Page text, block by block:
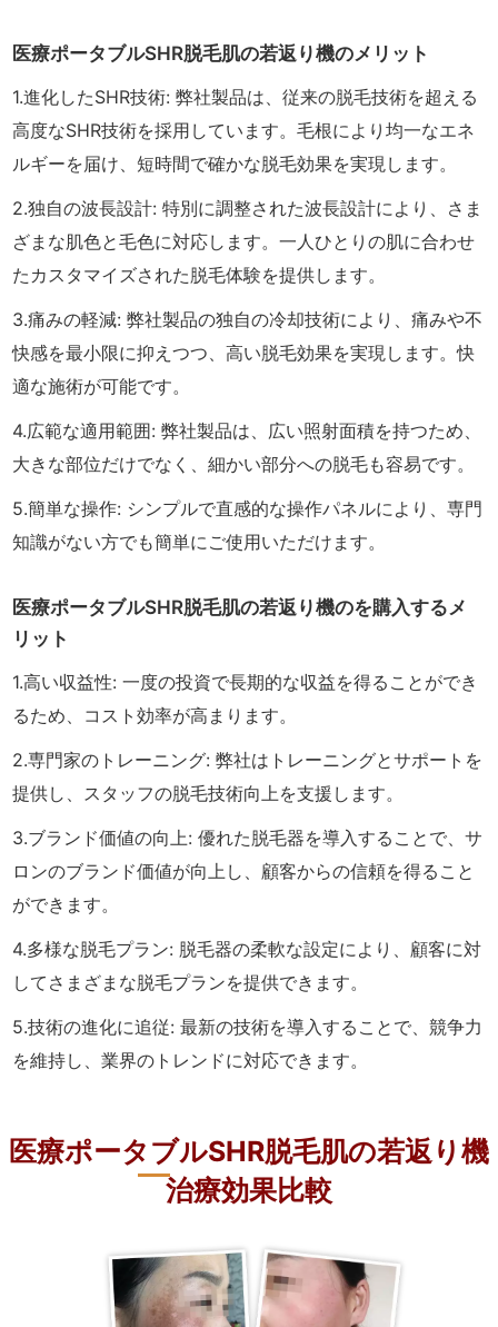
医療ポータブルSHR脱毛肌の若返り機のメリット
1.進化したSHR技術: 弊社製品は、従来の脱毛技術を超える
高度なSHR技術を採用しています。毛根により均一なエネ
ルギーを届け、短時間で確かな脱毛効果を実現します。
2.独自の波長設計: 特別に調整された波長設計により、さま
ざまな肌色と毛色に対応します。一人ひとりの肌に合わせ
たカスタマイズされた脱毛体験を提供します。
3.痛みの軽減: 弊社製品の独自の冷却技術により、痛みや不
快感を最小限に抑えつつ、高い脱毛効果を実現します。快
適な施術が可能です。
4.広範な適用範囲: 弊社製品は、広い照射面積を持つため、
大きな部位だけでなく、細かい部分への脱毛も容易です。
5.簡単な操作: シンプルで直感的な操作パネルにより、専門
知識がない方でも簡単にご使用いただけます。
医療ポータブルSHR脱毛肌の若返り機のを購入するメ
リット
1.高い収益性: 一度の投資で長期的な収益を得ることができ
るため、コスト効率が高まります。
2.専門家のトレーニング: 弊社はトレーニングとサポートを
提供し、スタッフの脱毛技術向上を支援します。
3.ブランド価値の向上: 優れた脱毛器を導入することで、サ
ロンのブランド価値が向上し、顧客からの信頼を得ること
ができます。
4.多様な脱毛プラン: 脱毛器の柔軟な設定により、顧客に対
してさまざまな脱毛プランを提供できます。
5.技術の進化に追従: 最新の技術を導入することで、競争力
を維持し、業界のトレンドに対応できます。
医療ポータブルSHR脱毛肌の若返り機
治療効果比較